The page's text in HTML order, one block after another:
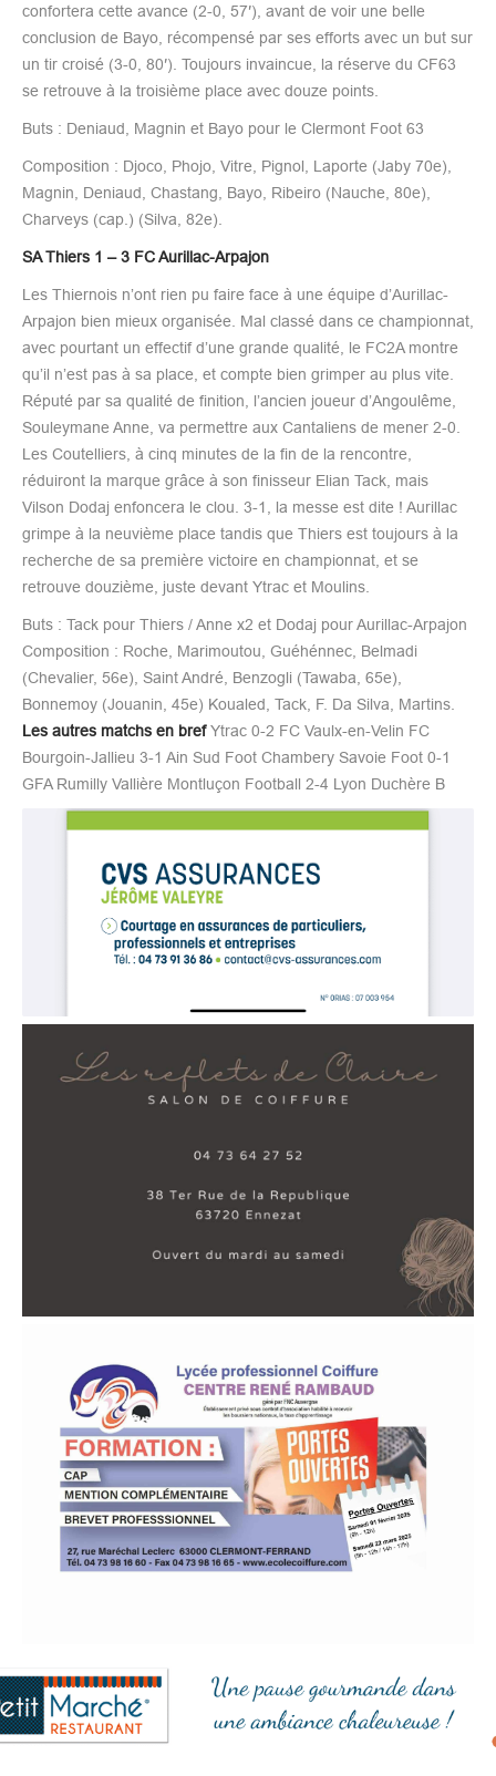
confortera cette avance (2-0, 57′), avant de voir une belle
conclusion de Bayo, récompensé par ses efforts avec un but sur
un tir croisé (3-0, 80′). Toujours invaincue, la réserve du CF63
se retrouve à la troisième place avec douze points.
Buts : Deniaud, Magnin et Bayo pour le Clermont Foot 63
Composition : Djoco, Phojo, Vitre, Pignol, Laporte (Jaby 70e),
Magnin, Deniaud, Chastang, Bayo, Ribeiro (Nauche, 80e),
Charveys (cap.) (Silva, 82e).
SA Thiers 1 – 3 FC Aurillac-Arpajon
Les Thiernois n’ont rien pu faire face à une équipe d’Aurillac-
Arpajon bien mieux organisée. Mal classé dans ce championnat,
avec pourtant un effectif d’une grande qualité, le FC2A montre
qu’il n’est pas à sa place, et compte bien grimper au plus vite.
Réputé par sa qualité de finition, l’ancien joueur d’Angoulême,
Souleymane Anne, va permettre aux Cantaliens de mener 2-0.
Les Coutelliers, à cinq minutes de la fin de la rencontre,
réduiront la marque grâce à son finisseur Elian Tack, mais
Vilson Dodaj enfoncera le clou. 3-1, la messe est dite ! Aurillac
grimpe à la neuvième place tandis que Thiers est toujours à la
recherche de sa première victoire en championnat, et se
retrouve douzième, juste devant Ytrac et Moulins.
Buts : Tack pour Thiers / Anne x2 et Dodaj pour Aurillac-Arpajon
Composition : Roche, Marimoutou, Guéhénnec, Belmadi
(Chevalier, 56e), Saint André, Benzogli (Tawaba, 65e),
Bonnemoy (Jouanin, 45e) Koualed, Tack, F. Da Silva, Martins.
Les autres matchs en brefYtrac 0-2 FC Vaulx-en-Velin FC
Bourgoin-Jallieu 3-1 Ain Sud Foot Chambery Savoie Foot 0-1
GFA Rumilly Vallière Montluçon Football 2-4 Lyon Duchère B